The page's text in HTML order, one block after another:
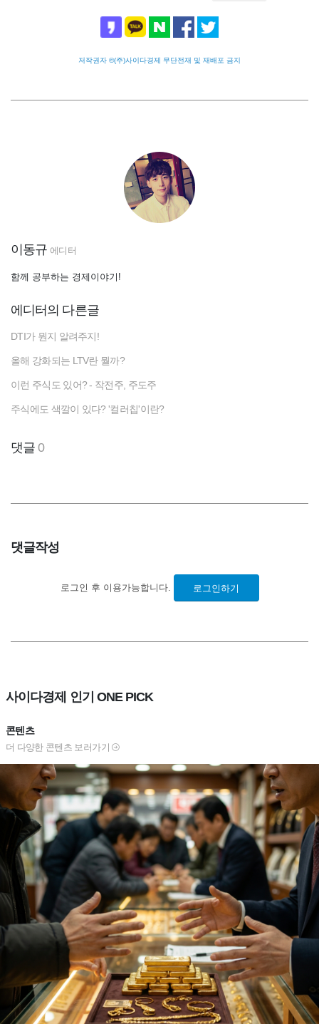
저작권자 ©(주)사이다경제 무단전재 및 재배포 금지
이동규 에디터
함께 공부하는 경제이야기!
에디터의 다른글
DTI가 뭔지 알려주지!
올해 강화되는 LTV란 뭘까?
이런 주식도 있어? - 작전주, 주도주
주식에도 색깔이 있다? '컬러칩'이란?
댓글0
댓글작성
로그인 후 이용가능합니다. 로그인하기
사이다경제 인기 ONE PICK
콘텐츠
더 다양한 콘텐츠 보러가기